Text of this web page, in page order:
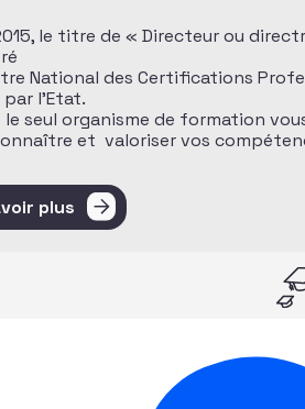
le titre de « Directeur ou
National des Certifications
l’Etat.
le seul organisme de formation
et valoriser vos
plus